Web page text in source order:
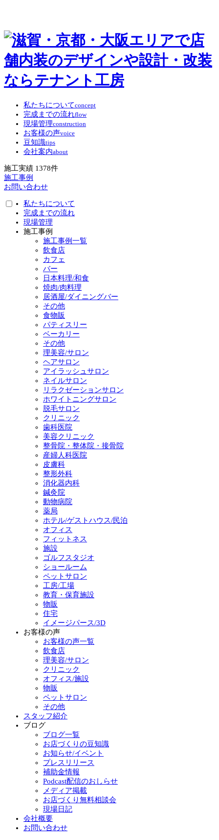
私たちについてconcept
完成までの流れflow
現場管理construction
お客様の声voice
豆知識tips
会社案内about
施工実績 1378件
施工事例
お問い合わせ
私たちについて
完成までの流れ
現場管理
施工事例
施工事例一覧
飲食店
カフェ
バー
日本料理/和食
焼肉/肉料理
居酒屋/ダイニングバー
その他
食物販
パティスリー
ベーカリー
その他
理美容/サロン
ヘアサロン
アイラッシュサロン
ネイルサロン
リラクゼーションサロン
ホワイトニングサロン
脱毛サロン
クリニック
歯科医院
美容クリニック
整骨院・整体院・接骨院
産婦人科医院
皮膚科
整形外科
消化器内科
鍼灸院
動物病院
薬局
ホテル/ゲストハウス/民泊
オフィス
フィットネス
施設
ゴルフスタジオ
ショールーム
ペットサロン
工房/工場
教育・保育施設
物販
住宅
イメージパース/3D
お客様の声
お客様の声一覧
飲食店
理美容/サロン
クリニック
オフィス/施設
物販
ペットサロン
その他
スタッフ紹介
ブログ
ブログ一覧
お店づくりの豆知識
お知らせ/イベント
プレスリリース
補助金情報
Podcast配信のおしらせ
メディア掲載
お店づくり無料相談会
現場日記
会社概要
お問い合わせ